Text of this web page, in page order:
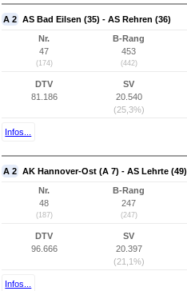
A 2 AS Bad Eilsen (35) - AS Rehren (36)
Nr.
47
(174)
B-Rang
453
(442)
DTV
81.186
SV
20.540
(25,3%)
Infos...
A 2 AK Hannover-Ost (A 7) - AS Lehrte (49)
Nr.
48
(187)
B-Rang
247
(247)
DTV
96.666
SV
20.397
(21,1%)
Infos...